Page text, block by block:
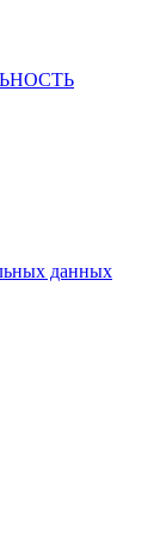
данных